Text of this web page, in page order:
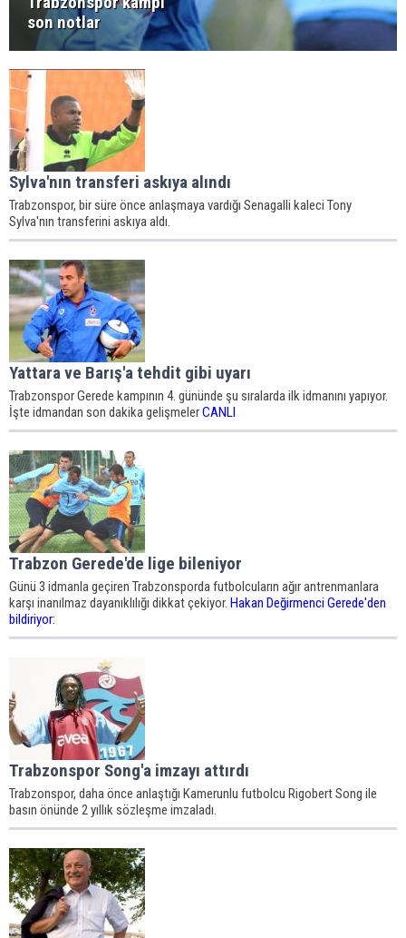
son notlar
Sylva'nın transferi askıya alındı
Trabzonspor, bir süre önce anlaşmaya vardığı Senagalli kaleci Tony
Sylva'nın transferini askıya aldı.
Yattara ve Barış'a tehdit gibi uyarı
Trabzonspor Gerede kampının 4. gününde şu sıralarda ilk idmanını yapıyor.
İşte idmandan son dakika gelişmelerCANLI
Trabzon Gerede'de lige bileniyor
Günü 3 idmanla geçiren Trabzonsporda futbolcuların ağır antrenmanlara
karşı inanılmaz dayanıklılığı dikkat çekiyor. Hakan Değirmenci Gerede'den
bildiriyor:
Trabzonspor Song'a imzayı attırdı
Trabzonspor, daha önce anlaştığı Kamerunlu futbolcu Rigobert Song ile
basın önünde 2 yıllık sözleşme imzaladı.